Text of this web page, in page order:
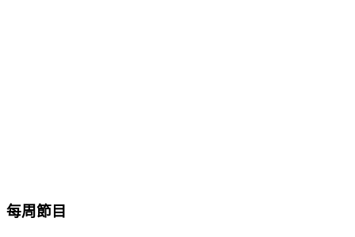
每周節目